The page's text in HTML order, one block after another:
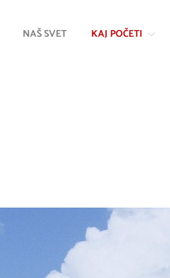
vsebino
NAŠ SVET KAJ POČETI